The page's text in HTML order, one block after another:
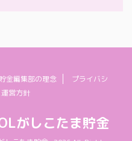
金編集部の理念
プライバシ
営方針
がしこたま貯金